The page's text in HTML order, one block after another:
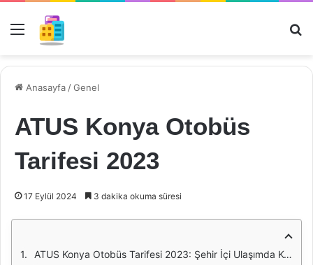
Menü
Anasayfa /Genel
ATUS Konya Otobüs
Tarifesi 2023
17 Eylül 2024 3 dakika okuma süresi
ATUS Konya Otobüs Tarifesi 2023: Şehir İçi Ulaşımda Kolaylık ve Konfor